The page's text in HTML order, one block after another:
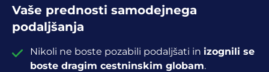
Vaše prednosti samodejnega
podaljšanja
Nikoli ne boste pozabili podaljšati in izognili se
boste dragim cestninskim globam.